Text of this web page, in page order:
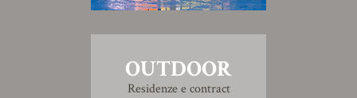
OUTDOOR
Residenze e contract